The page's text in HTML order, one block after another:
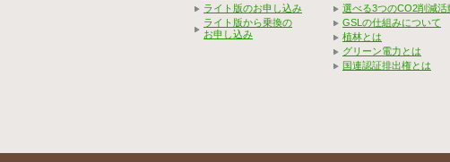
ライト版のお申し込み
ライト版から乗換の
お申し込み
選べる3つのCO2削減活
GSLの仕組みについて
植林とは
グリーン電力とは
国連認証排出権とは